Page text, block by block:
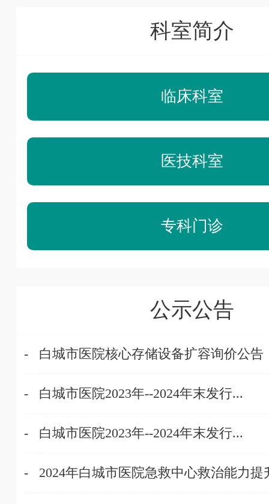
科室简介
临床科室
医技科室
专科门诊
公示公告
- 白城市医院核心存储设备扩容询价公告
- 白城市医院2023年--2024年末发行...
- 白城市医院2023年--2024年末发行...
- 2024年白城市医院急救中心救治能力提